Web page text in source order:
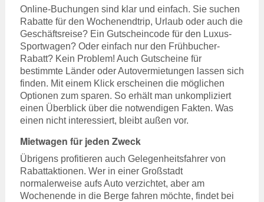
Online-Buchungen sind klar und einfach. Sie suchen
Rabatte für den Wochenendtrip, Urlaub oder auch die
Geschäftsreise? Ein Gutscheincode für den Luxus-
Sportwagen? Oder einfach nur den Frühbucher-
Rabatt? Kein Problem! Auch Gutscheine für
bestimmte Länder oder Autovermietungen lassen sich
finden. Mit einem Klick erscheinen die möglichen
Optionen zum sparen. So erhält man unkompliziert
einen Überblick über die notwendigen Fakten. Was
einen nicht interessiert, bleibt außen vor.
Mietwagen für jeden Zweck
Übrigens profitieren auch Gelegenheitsfahrer von
Rabattaktionen. Wer in einer Großstadt
normalerweise aufs Auto verzichtet, aber am
Wochenende in die Berge fahren möchte, findet bei